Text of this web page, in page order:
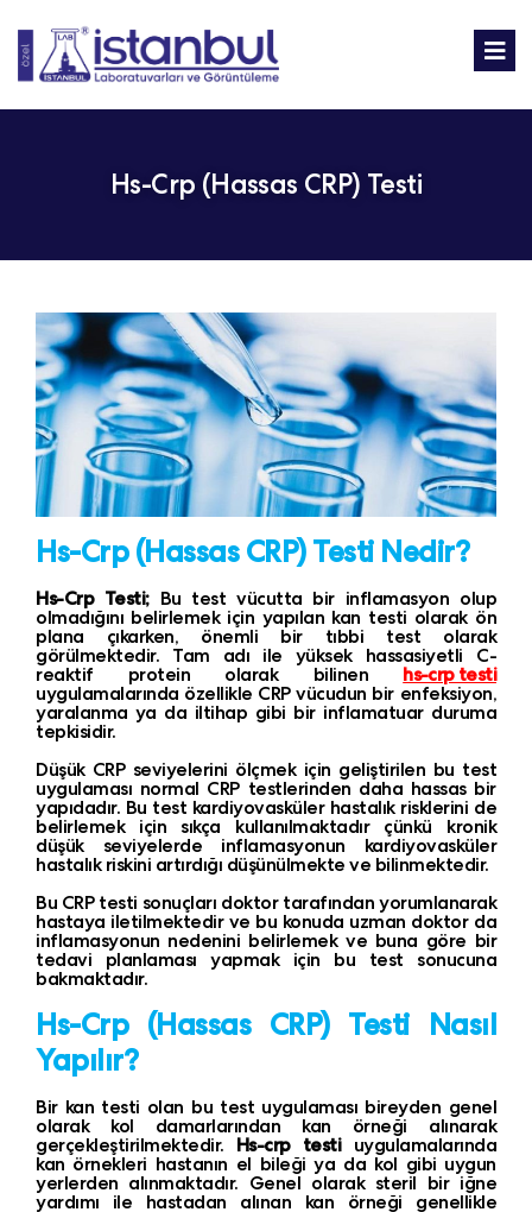
Hs-Crp (Hassas CRP) Testi
Hs-Crp (Hassas CRP) Testi Nedir?
Hs-Crp Testi; Bu test vücutta bir inflamasyon olup
olmadığını belirlemek için yapılan kan testi olarak ön
plana çıkarken, önemli bir tıbbi test olarak
görülmektedir. Tam adı ile yüksek hassasiyetli C-
reaktif protein olarak bilinen hs-crp testi
uygulamalarında özellikle CRP vücudun bir enfeksiyon,
yaralanma ya da iltihap gibi bir inflamatuar duruma
tepkisidir.
Düşük CRP seviyelerini ölçmek için geliştirilen bu test
uygulaması normal CRP testlerinden daha hassas bir
yapıdadır. Bu test kardiyovasküler hastalık risklerini de
belirlemek için sıkça kullanılmaktadır çünkü kronik
düşük seviyelerde inflamasyonun kardiyovasküler
hastalık riskini artırdığı düşünülmekte ve bilinmektedir.
Bu CRP testi sonuçları doktor tarafından yorumlanarak
hastaya iletilmektedir ve bu konuda uzman doktor da
inflamasyonun nedenini belirlemek ve buna göre bir
tedavi planlaması yapmak için bu test sonucuna
bakmaktadır.
Hs-Crp (Hassas CRP) Testi Nasıl
Yapılır?
Bir kan testi olan bu test uygulaması bireyden genel
olarak kol damarlarından kan örneği alınarak
gerçekleştirilmektedir. Hs-crp testi uygulamalarında
kan örnekleri hastanın el bileği ya da kol gibi uygun
yerlerden alınmaktadır. Genel olarak steril bir iğne
yardımı ile hastadan alınan kan örneği genellikle